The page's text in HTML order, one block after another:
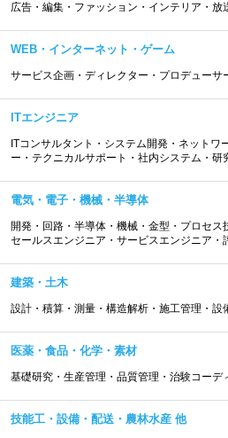
広告・編集・ファッション・インテリア・放
WEB・インターネット・ゲーム
サービス企画・ディレクター・プロデューサ
ITエンジニア
ITコンサルタント・システム開発・ネットワ
ー・テクニカルサポート・社内システム・研
電気・電子・機械・半導体
開発・回路・半導体・機械・金型・プロセス
セールスエンジニア・サービスエンジニア・
建築・土木
設計・積算・測量・構造解析・施工管理・設
医薬・食品・化学・素材
基礎研究・生産管理・品質管理・治験コーデ
技能工・設備・配送・農林水産 他